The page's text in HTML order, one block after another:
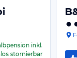
inkl.
stornierbar